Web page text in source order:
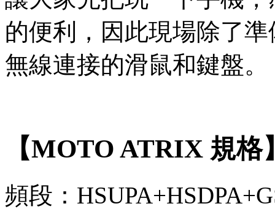
的便利，因此現場除了
無線連接的滑鼠和鍵盤。
【MOTO ATRIX 規格
頻段：